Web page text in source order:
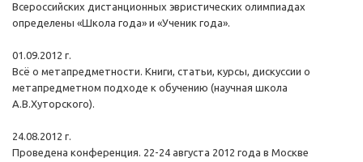
Всероссийских дистанционных эвристических олимпиадах
определены «Школа года» и «Ученик года».
01.09.2012 г.
Всё о метапредметности. Книги, статьи, курсы, дискуссии о
метапредметном подходе к обучению (научная школа
А.В.Хуторского).
24.08.2012 г.
Проведена конференция. 22-24 августа 2012 года в Москве